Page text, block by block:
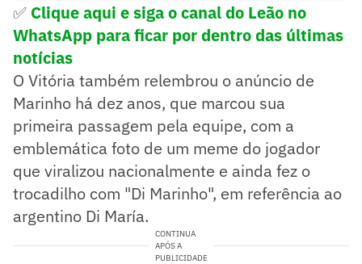
✅ Clique aqui e siga o canaldo Leão no
WhatsApp para ficar por dentro das últimas
notícias
O Vitória também relembrou o anúncio de
Marinho há dez anos, que marcou sua
primeira passagem pela equipe, com a
emblemática foto de um meme do jogador
que viralizou nacionalmente e ainda fez o
trocadilho com "Di Marinho", em referência ao
argentino Di María.
CONTINUA
APÓS A
PUBLICIDADE